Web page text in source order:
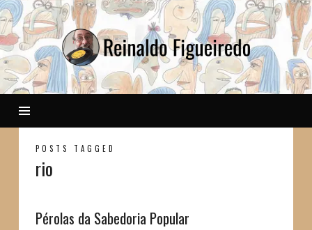
Reinaldo
POSTS TAGGED
rio
Pérolas da Sabedoria Popular